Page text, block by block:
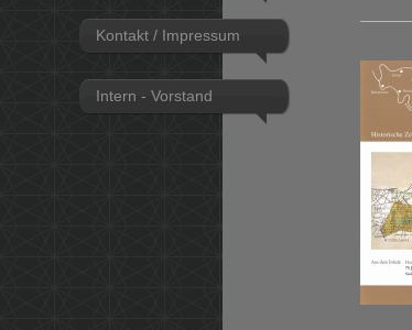
Kontakt / Impressum
Intern - Vorstand